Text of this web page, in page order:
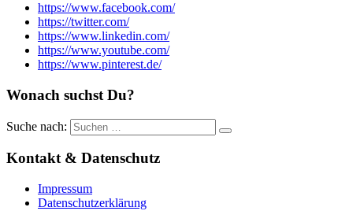
https://www.facebook.com/
https://twitter.com/
https://www.linkedin.com/
https://www.youtube.com/
https://www.pinterest.de/
Wonach suchst Du?
Suche nach:
Kontakt & Datenschutz
Impressum
Datenschutzerklärung